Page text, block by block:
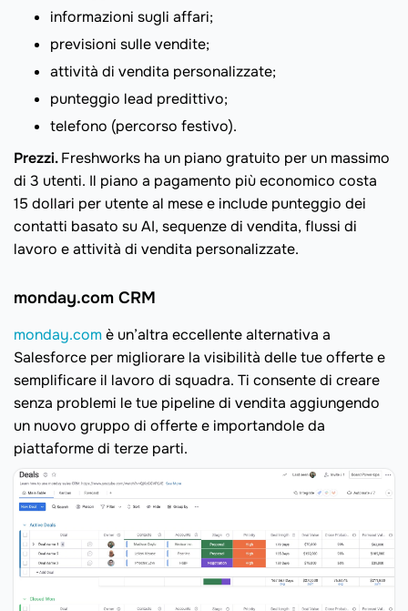
informazioni sugli affari;
previsioni sulle vendite;
attività di vendita personalizzate;
punteggio lead predittivo;
telefono (percorso festivo).
Prezzi.Freshworks ha un piano gratuito per un massimo
di 3 utenti. Il piano a pagamento più economico costa
15 dollari per utente al mese e include punteggio dei
contatti basato su AI, sequenze di vendita, flussi di
lavoro e attività di vendita personalizzate.
monday.com CRM
monday.comè un’altra eccellente alternativa a
Salesforce per migliorare la visibilità delle tue offerte e
semplificare il lavoro di squadra. Ti consente di creare
senza problemi le tue pipeline di vendita aggiungendo
un nuovo gruppo di offerte e importandole da
piattaforme di terze parti.